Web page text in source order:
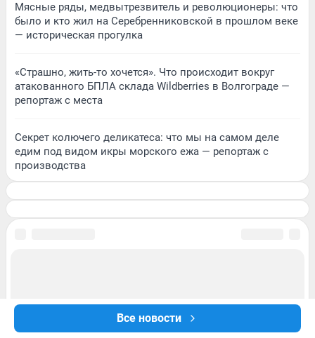
Все новости
Мясные ряды, медвытрезвитель и революционеры: что
было и кто жил на Серебренниковской в прошлом веке
— историческая прогулка
«Страшно, жить-то хочется». Что происходит вокруг
атакованного БПЛА склада Wildberries в Волгограде —
репортаж с места
Секрет колючего деликатеса: что мы на самом деле
едим под видом икры морского ежа — репортаж с
производства